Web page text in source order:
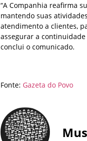
“A Companhia reafirma
mantendo suas
atendimento a clientes,
assegurar a
conclui o comunicado.
Fonte: Gazeta do Povo